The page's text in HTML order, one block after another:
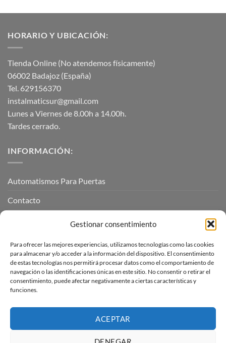
Gestionar consentimiento
Para ofrecer las mejores experiencias, utilizamos tecnologías como las cookies
para almacenar y/o acceder a la información del dispositivo. El consentimiento
de estas tecnologías nos permitirá procesar datos como el comportamiento de
navegación o las identificaciones únicas en este sitio. No consentir o retirar el
consentimiento, puede afectar negativamente a ciertas características y
funciones.
ACEPTAR
HORARIO Y UBICACIÓN:
Tienda Online (No atendemos físicamente)
06002 Badajoz (España)
Tel. 629156370
instalmaticsur@gmail.com
Lunes a Viernes de 8.00h a 14.00h.
Tardes cerrado.
INFORMACIÓN:
Automatismos Para Puertas
Contacto
INFORMACIÓN LEGAL
Aviso Legal